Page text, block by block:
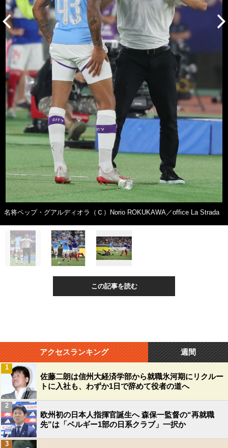
名将ペップ・グアルディオラ（Ｃ）Norio ROKUKAWA／office La Strada
この記事を読む
アクセスランキング 週間
佐藤二朗は信州大経済学部から就職氷河期にリクルー
トに入社も、わずか1日で辞めて役者の道へ
1
欧州初の日本人指揮官誕生へ 森保一監督の“再就職
先”は「ベルギー1部の日系クラブ」一択か
2
3